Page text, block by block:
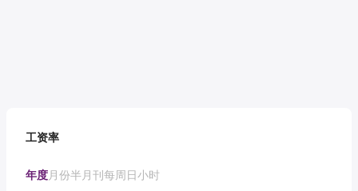
工资率
年度月份半月刊每周日小时